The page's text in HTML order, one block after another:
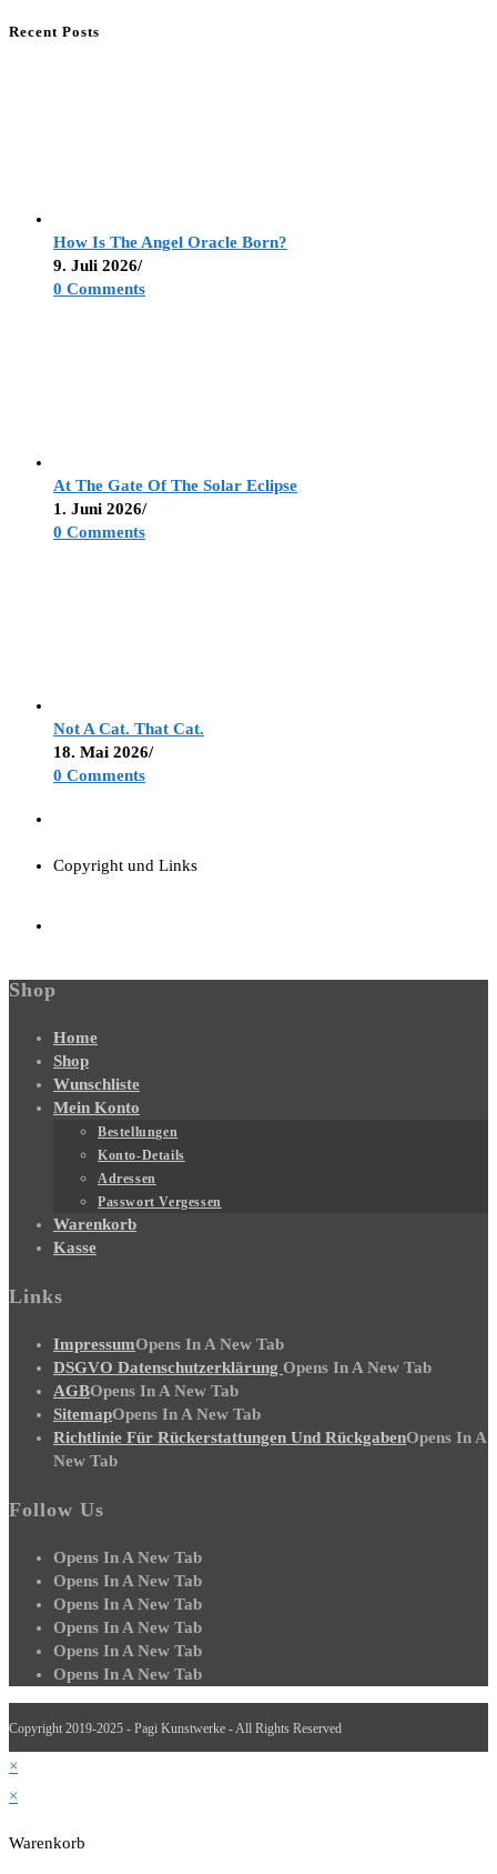
Recent Posts
How Is The Angel Oracle Born?
9. Juli 2026/
0 Comments
At The Gate Of The Solar Eclipse
1. Juni 2026/
0 Comments
Not A Cat. That Cat.
18. Mai 2026/
0 Comments
Copyright und Links
Shop
Home
Shop
Wunschliste
Mein Konto
Bestellungen
Konto-Details
Adressen
Passwort Vergessen
Warenkorb
Kasse
Links
ImpressumOpens In A New Tab
DSGVO Datenschutzerklärung Opens In A New Tab
AGBOpens In A New Tab
SitemapOpens In A New Tab
Richtlinie Für Rückerstattungen Und RückgabenOpens In A
New Tab
Follow Us
Opens In A New Tab
Opens In A New Tab
Opens In A New Tab
Opens In A New Tab
Opens In A New Tab
Opens In A New Tab
Copyright 2019-2025 - Pagi Kunstwerke - All Rights Reserved
×
×
Warenkorb